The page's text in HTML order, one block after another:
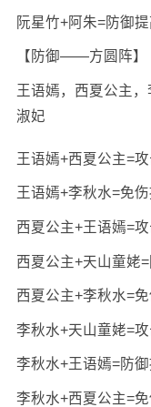
阮星竹+阿朱=防御
【防御——方圆阵】
王语嫣，西夏公主
淑妃
王语嫣+西夏公主=
王语嫣+李秋水=免
西夏公主+王语嫣=
西夏公主+天山童姥
西夏公主+李秋水=
李秋水+天山童姥=
李秋水+王语嫣=防
李秋水+西夏公主=